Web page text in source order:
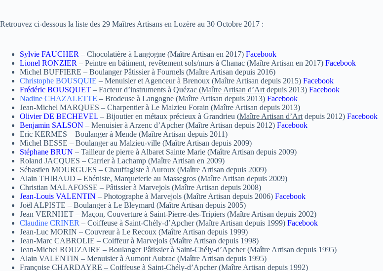
Retrouvez ci-dessous la liste des 29 Maîtres Artisans en Lozère au 30 Octobre 2017 :
Sylvie FAUCHER – Chocolatière à Langogne (Maître Artisan en 2017) Facebook
Lionel RONZIER – Peintre en bâtiment, revêtement sols/murs à Chanac (Maître Artisan en 2017) Facebook
Michel BUFFIERE – Boulanger Pâtissier à Fournels (Maître Artisan depuis 2016)
Christophe BOUSQUIE – Menuisier et Agenceur à Brenoux (Maître Artisan depuis 2015) Facebook
Frédéric BOUSQUET – Facteur d’instruments à Quézac (Maître Artisan d’Art depuis 2013) Facebook
Nadine CHAZALETTE – Brodeuse à Langogne (Maître Artisan depuis 2013) Facebook
Jean-Michel MARQUES – Charpentier à Le Malzieu Forain (Maître Artisan depuis 2013)
Olivier DE BECHEVEL – Bijoutier en métaux précieux à Grandrieu (Maître Artisan d’Art depuis 2012) Facebook
Benjamin SALSON – Menuisier à Arzenc d’Apcher (Maître Artisan depuis 2012) Facebook
Eric KERMES – Boulanger à Mende (Maître Artisan depuis 2011)
Michel BESSE – Boulanger au Malzieu-ville (Maître Artisan depuis 2009)
Stéphane BRUN – Tailleur de pierre à Albaret Sainte Marie (Maître Artisan depuis 2009)
Roland JACQUES – Carrier à Lachamp (Maître Artisan en 2009)
Sébastien MOURGUES – Chauffagiste à Auroux (Maître Artisan depuis 2009)
Alain THIBAUD – Ebéniste, Marqueterie au Massegros (Maître Artisan depuis 2009)
Christian MALAFOSSE – Pâtissier à Marvejols (Maître Artisan depuis 2008)
Jean-Louis VALENTIN – Photographe à Marvejols (Maître Artisan depuis 2006) Facebook
Joël ALPISTE – Boulanger à Le Bleymard (Maître Artisan depuis 2005)
Jean VERNHET – Maçon, Couverture à Saint-Pierre-des-Tripiers (Maître Artisan depuis 2002)
Claudine CRINER – Coiffeuse à Saint-Chély-d’Apcher (Maître Artisan depuis 1999) Facebook
Jean-Luc MORIN – Couvreur à Le Recoux (Maître Artisan depuis 1999)
Jean-Marc CABROLIE – Coiffeur à Marvejols (Maître Artisan depuis 1998)
Jean-Michel ROUZAIRE – Boulanger Pâtissier à Saint-Chély-d’Apcher (Maître Artisan depuis 1995)
Alain VALENTIN – Menuisier à Aumont Aubrac (Maître Artisan depuis 1995)
Françoise CHARDAYRE – Coiffeuse à Saint-Chély-d’Apcher (Maître Artisan depuis 1992)